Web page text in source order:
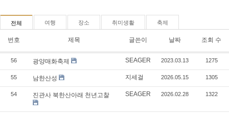
전체 여행 장소 취미생활 축제
번호 제목 글쓴이 날짜 조회 수
56 광양매화축제 SEAGER 2023.03.13 1275
55 남한산성 지세걸 2026.05.15 1305
54 진관사 북한산아래 천년고찰 SEAGER 2026.02.28 1322